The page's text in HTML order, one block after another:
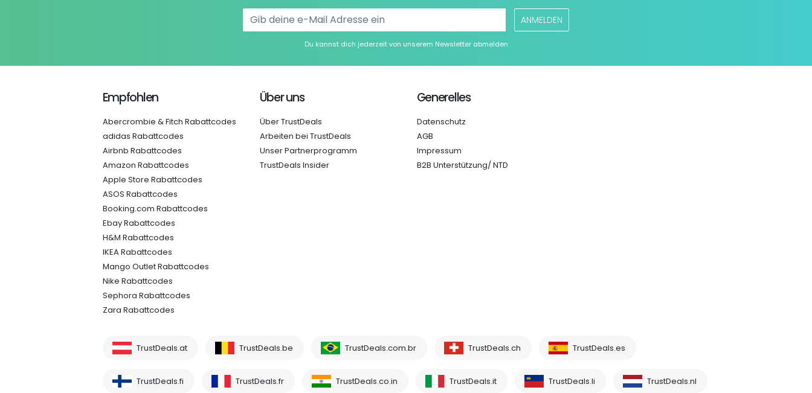
ANMELDEN
Du kannst dich jederzeit von unserem Newsletter abmelden
Empfohlen
Abercrombie & Fitch Rabattcodes
adidas Rabattcodes
Airbnb Rabattcodes
Amazon Rabattcodes
Apple Store Rabattcodes
ASOS Rabattcodes
Booking.com Rabattcodes
Ebay Rabattcodes
H&M Rabattcodes
IKEA Rabattcodes
Mango Outlet Rabattcodes
Nike Rabattcodes
Sephora Rabattcodes
Zara Rabattcodes
Über uns
Über TrustDeals
Arbeiten bei TrustDeals
Unser Partnerprogramm
TrustDeals Insider
Generelles
Datenschutz
AGB
Impressum
B2B Unterstützung/ NTD
TrustDeals.at TrustDeals.be TrustDeals.com.br TrustDeals.ch TrustDeals.es
TrustDeals.fi TrustDeals.fr TrustDeals.co.in TrustDeals.it TrustDeals.li TrustDeals.nl